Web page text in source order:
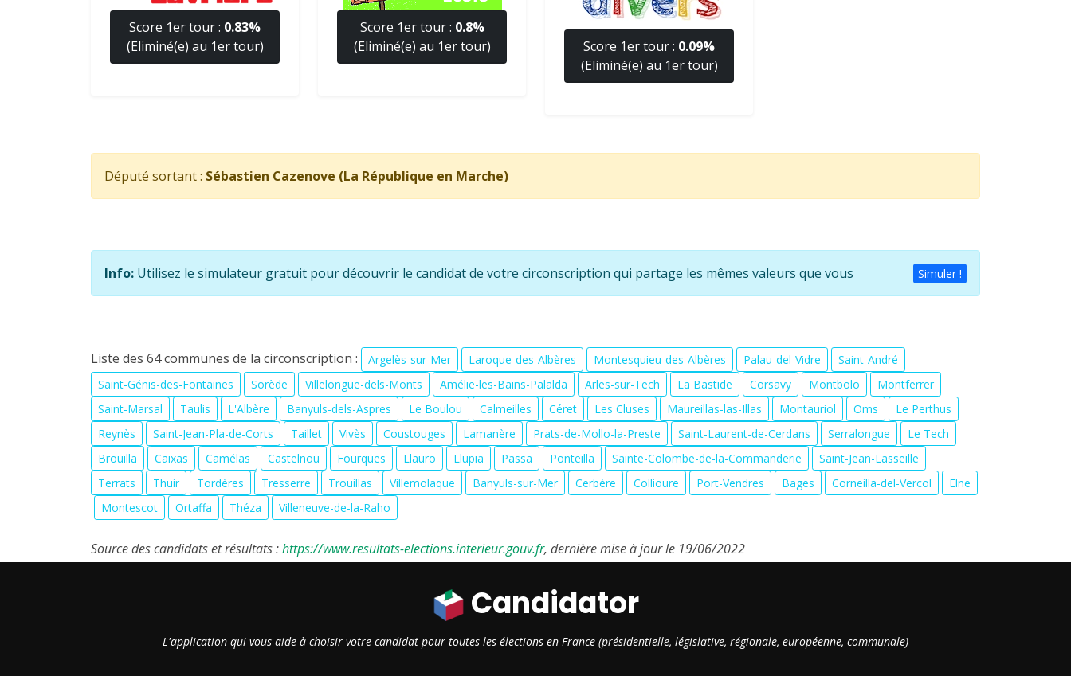
Score 1er tour : 0.83%
(Eliminé(e) au 1er tour)
Score 1er tour : 0.8%
(Eliminé(e) au 1er tour)
Score 1er tour : 0.09%
(Eliminé(e) au 1er tour)
Député sortant : Sébastien Cazenove (La République en Marche)
Simuler !
Info: Utilisez le simulateur gratuit pour découvrir le candidat de votre circonscription qui partage les mêmes valeurs que vous
Liste des 64 communes de la circonscription : Argelès-sur-Mer Laroque-des-Albères Montesquieu-des-Albères Palau-del-Vidre
Saint-André
Saint-Génis-des-Fontaines
Sorède Villelongue-dels-Monts Amélie-les-Bains-Palalda Arles-sur-Tech La Bastide Corsavy Montbolo
Montferrer
Saint-Marsal
Taulis L'Albère Banyuls-dels-Aspres Le Boulou Calmeilles Céret Les Cluses Maureillas-las-Illas Montauriol Oms
Le Perthus
Reynès
Saint-Jean-Pla-de-Corts Taillet Vivès Coustouges Lamanère Prats-de-Mollo-la-Preste Saint-Laurent-de-Cerdans Serralongue
Le Tech
Brouilla
Caixas Camélas Castelnou Fourques Llauro Llupia Passa Ponteilla Sainte-Colombe-de-la-Commanderie
Saint-Jean-Lasseille
Terrats
Thuir Tordères Tresserre Trouillas Villemolaque Banyuls-sur-Mer Cerbère Collioure Port-Vendres Bages Corneilla-del-Vercol
Elne
Montescot
Ortaffa Théza Villeneuve-de-la-Raho
Source des candidats et résultats :https://www.resultats-elections.interieur.gouv.fr, dernière mise à jour le 19/06/2022
Candidator
L'application qui vous aide à choisir votre candidat pour toutes les élections en France (présidentielle, législative, régionale, européenne, communale)